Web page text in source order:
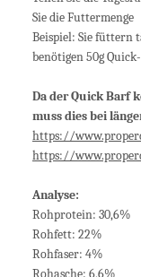
Sie die Futtermenge
Beispiel: Sie füttern
benötigen 50g
Da der Quick Barf
muss dies bei
https://
https://
Analyse:
Rohprotein: 30,6%
Rohfett: 22%
Rohfaser: 4%
Rohasche: 6,6%